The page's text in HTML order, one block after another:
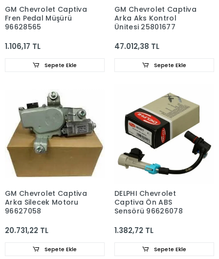
GM Chevrolet Captiva
Fren Pedal Müşürü
96628565
1.106,17 TL
Sepete Ekle
GM Chevrolet Captiva
Arka Aks Kontrol
Ünitesi 25801677
47.012,38 TL
Sepete Ekle
GM Chevrolet Captiva
Arka Silecek Motoru
96627058
20.731,22 TL
Sepete Ekle
DELPHI Chevrolet
Captiva Ön ABS
Sensörü 96626078
1.382,72 TL
Sepete Ekle